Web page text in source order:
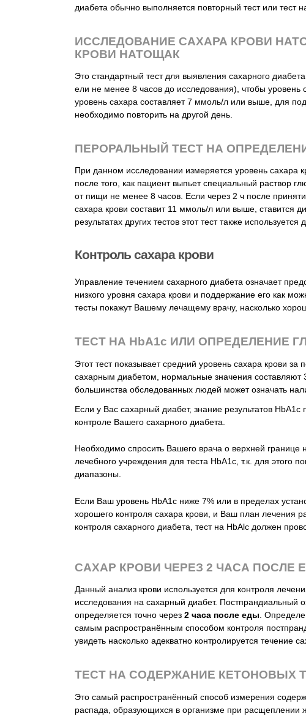
диабета обычно выполняется повторный тест или тест
ИССЛЕДОВАНИЕ САХАРА КРОВИ
КРОВИ НАТОЩАК
Это стандартный тест для выявления сахарного
ели не менее 8 часов до исследования), чтобы
уровень сахара составляет 7 ммоль/л или выше, для
необходимо повторить на другой день.
ПЕРОРАЛЬНЫЙ ТЕСТ НА
При данном исследовании измеряется уровень сахара
после того, как пациент выпьет специальный раствор
от пищи не менее 8 часов. Если через 2 ч после
сахара крови составит 11 ммоль/л или выше, ставится
результатах других тестов этот тест также
Контроль сахара крови
Управление течением сахарного диабета означает
низкого уровня сахара крови и поддержание его как
тесты покажут Вашему лечащему врачу, насколько
ТЕСТ НА HbA1c ИЛИ ОПРЕДЕЛЕНИЕ
Этот тест показывает средний уровень сахара крови
сахарным диабетом, нормальные значения
большинства обследованных людей может означать
Если у Вас сахарный диабет, знание результатов
контроле Вашего сахарного диабета.
Необходимо спросить Вашего врача о верхней
лечебного учреждения для теста HbA1c, т.к. для этого
диапазоны.
Если Ваш уровень HbA1c ниже 7% или в пределах
хорошего контроля сахара крови, и Ваш план лечения
контроля сахарного диабета, тест на HbAlc должен
САХАР КРОВИ ЧЕРЕЗ 2 ЧАСА
Данный анализ крови используется для контроля
исследования на сахарный диабет. Постпрандиальный
определяется точно через 2 часа после еды.
самым распространённым способом контроля
увидеть насколько адекватно контролируется течение
ТЕСТ НА СОДЕРЖАНИЕ КЕТОНОВЫХ
Это самый распространённый способ измерения
распада, образующихся в организме при расщеплении